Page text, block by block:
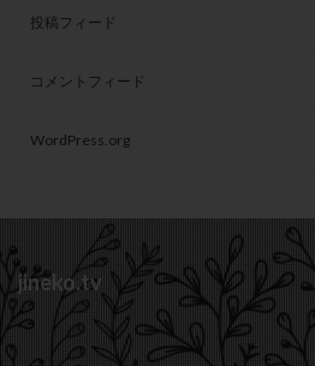
投稿フィード
コメントフィード
WordPress.org
jineko.tv